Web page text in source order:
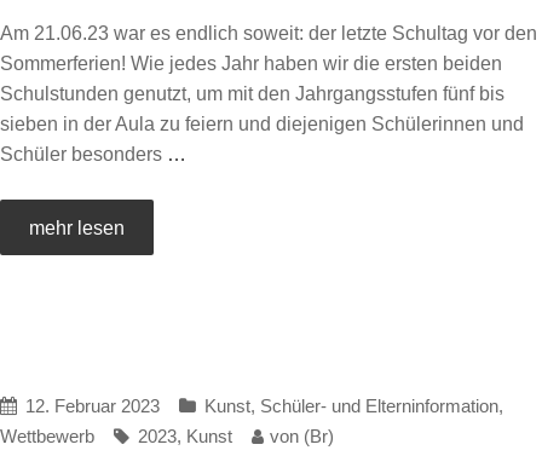
Am 21.06.23 war es endlich soweit: der letzte Schultag vor den
Sommerferien! Wie jedes Jahr haben wir die ersten beiden
Schulstunden genutzt, um mit den Jahrgangsstufen fünf bis
sieben in der Aula zu feiern und diejenigen Schülerinnen und
Schüler besonders …
mehr lesen
12. Februar 2023 Kunst, Schüler- und Elterninformation,
Wettbewerb
2023, Kunst von (Br)